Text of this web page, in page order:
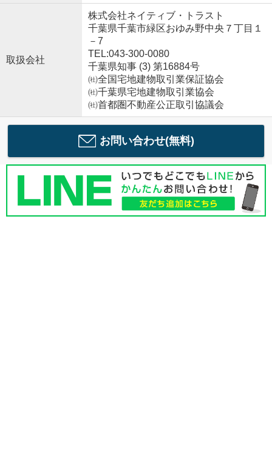
取扱会社
株式会社ネイティブ・トラスト
千葉県千葉市緑区おゆみ野中央７丁目１
－7
TEL:043-300-0080
千葉県知事 (3) 第16884号
㈳全国宅地建物取引業保証協会
㈳千葉県宅地建物取引業協会
㈳首都圏不動産公正取引協議会
お問い合わせ(無料)